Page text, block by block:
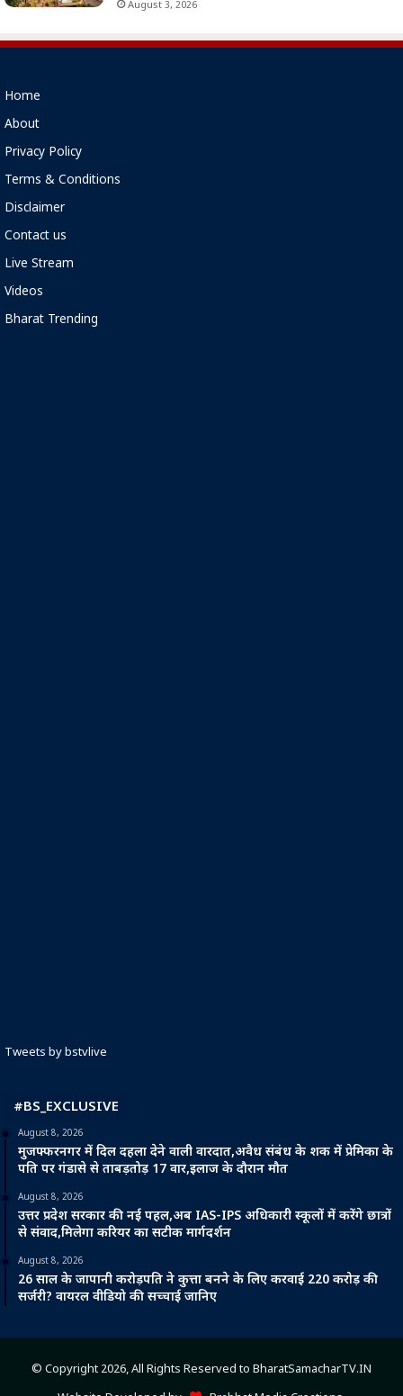
August 3, 2026
Home
About
Privacy Policy
Terms & Conditions
Disclaimer
Contact us
Live Stream
Videos
Bharat Trending
Tweets by bstvlive
#BS_EXCLUSIVE
August 8, 2026
मुजफ्फरनगर में दिल दहला देने वाली वारदात,अवैध संबंध के शक में प्रेमिका के
पति पर गंडासे से ताबड़तोड़ 17 वार,इलाज के दौरान मौत
August 8, 2026
उत्तर प्रदेश सरकार की नई पहल,अब IAS-IPS अधिकारी स्कूलों में करेंगे छात्रों
से संवाद,मिलेगा करियर का सटीक मार्गदर्शन
August 8, 2026
26 साल के जापानी करोड़पति ने कुत्ता बनने के लिए करवाई 220 करोड़ की
सर्जरी? वायरल वीडियो की सच्चाई जानिए
© Copyright 2026, All Rights Reserved to BharatSamacharTV.IN